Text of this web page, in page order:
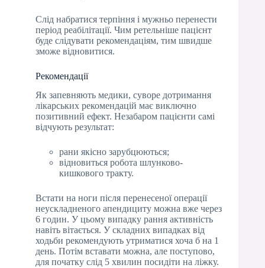
Слід набратися терпіння і мужньо перенести
період реабілітації. Чим ретельніше пацієнт
буде слідувати рекомендаціям, тим швидше
зможе відновитися.
Рекомендації
Як запевняють медики, суворе дотримання
лікарських рекомендацій має виключно
позитивний ефект. Незабаром пацієнти самі
відчують результат:
рани якісно зарубцюються;
відновиться робота шлунково-
кишкового тракту.
Встати на ноги після перенесеної операції
неускладненого апендициту можна вже через
6 годин. У цьому випадку рання активність
навіть вітається. У складних випадках від
ходьби рекомендують утриматися хоча б на 1
день. Потім вставати можна, але поступово,
для початку слід 5 хвилин посидіти на ліжку.